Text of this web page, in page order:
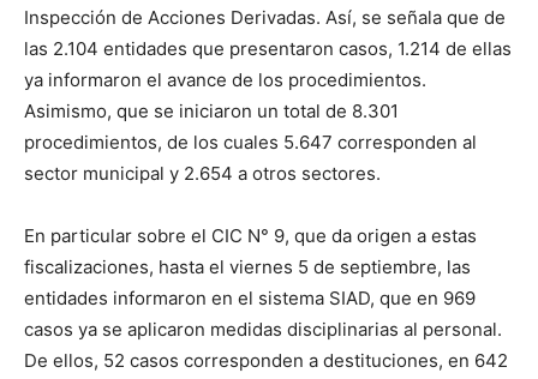
Inspección de Acciones Derivadas. Así, se señala que de
las 2.104 entidades que presentaron casos, 1.214 de ellas
ya informaron el avance de los procedimientos.
Asimismo, que se iniciaron un total de 8.301
procedimientos, de los cuales 5.647 corresponden al
sector municipal y 2.654 a otros sectores.
En particular sobre el CIC N° 9, que da origen a estas
fiscalizaciones, hasta el viernes 5 de septiembre, las
entidades informaron en el sistema SIAD, que en 969
casos ya se aplicaron medidas disciplinarias al personal.
De ellos, 52 casos corresponden a destituciones, en 642